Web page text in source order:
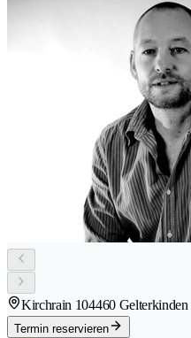
Kirchrain 104460 Gelterkinden
Termin reservieren